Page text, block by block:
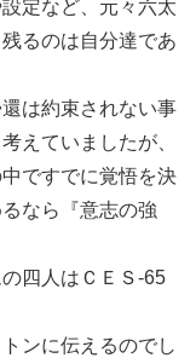
定など、元々六太
るのは自分達であ
は約束されない事
えていましたが、
ですでに覚悟を決
なら『意志の強
四人はＣＥＳ-65
ンに伝えるのでし